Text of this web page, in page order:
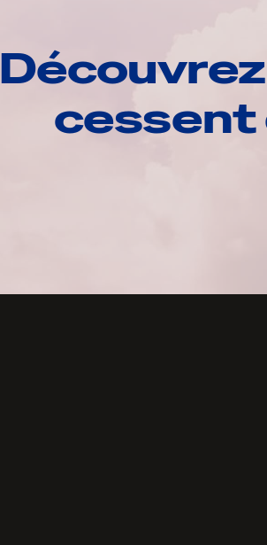
cessent